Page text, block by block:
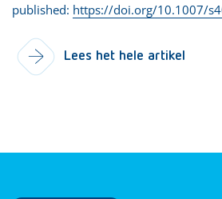
published: https://doi.org/10.1007/
Lees het hele artikel